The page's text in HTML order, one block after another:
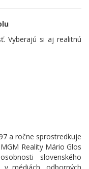
Vyberajú si aj realitnú
a ročne sprostredkuje
Reality Mário Glos
slovenského